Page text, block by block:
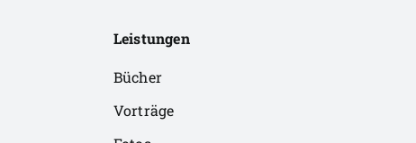
Leistungen
Bücher
Vorträge